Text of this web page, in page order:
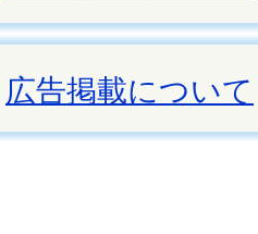
広告掲載について